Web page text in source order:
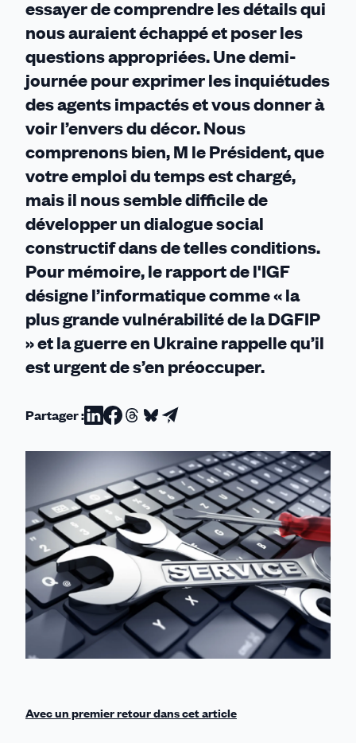
essayer de comprendre les détails qui
nous auraient échappé et poser les
questions appropriées. Une demi-
journée pour exprimer les inquiétudes
des agents impactés et vous donner à
voir l’envers du décor. Nous
comprenons bien, M le Président, que
votre emploi du temps est chargé,
mais il nous semble difficile de
développer un dialogue social
constructif dans de telles conditions.
Pour mémoire, le rapport de l'IGF
désigne l’informatique comme « la
plus grande vulnérabilité de la DGFIP
» et la guerre en Ukraine rappelle qu’il
est urgent de s’en préoccuper.
Partager :Partager
sur
Linkedin
Partager
sur
Facebook
Partager
sur
Threads
Partager
sur
Bluesky
Partager
par
email
Avec un premier retour dans cet article